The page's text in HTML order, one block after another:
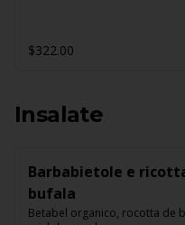
$322.00
Insalate
Barbabietole e
bufala
Betabel organico, rocotta de